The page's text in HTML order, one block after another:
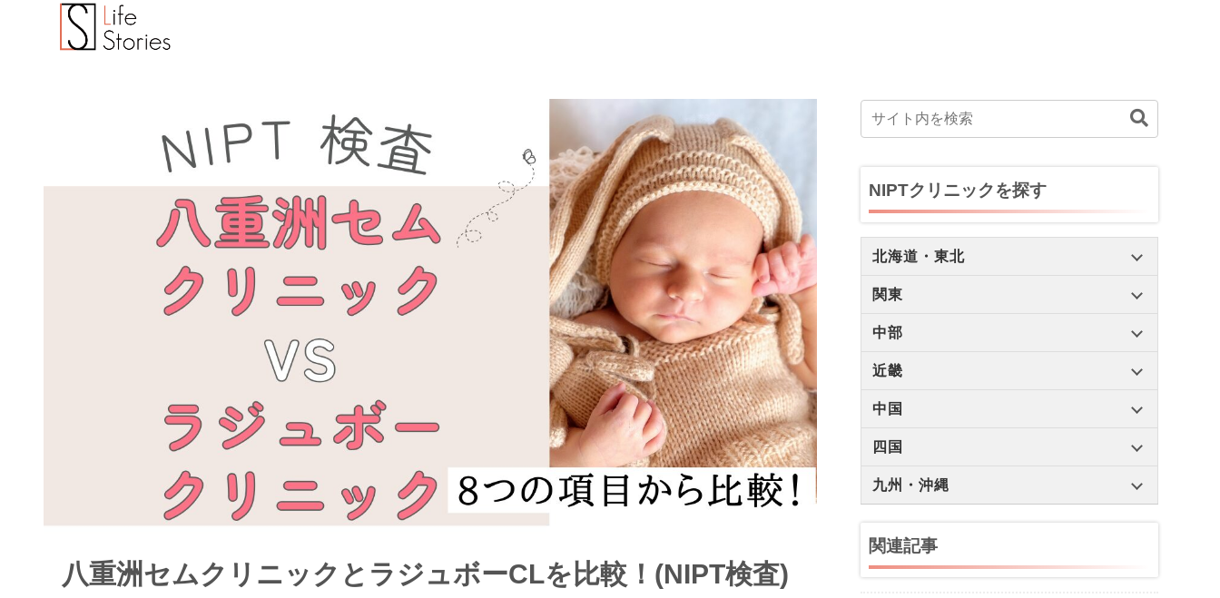
八重洲セムクリニックとラジュボーCLを比較！(NIPT検査)
NIPTクリニックを探す
北海道・東北
関東
中部
近畿
中国
四国
九州・沖縄
関連記事